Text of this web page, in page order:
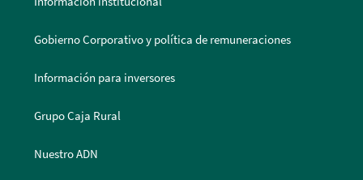
Gobierno Corporativo y política de remuneraciones
Información para inversores
Grupo Caja Rural
Nuestro ADN